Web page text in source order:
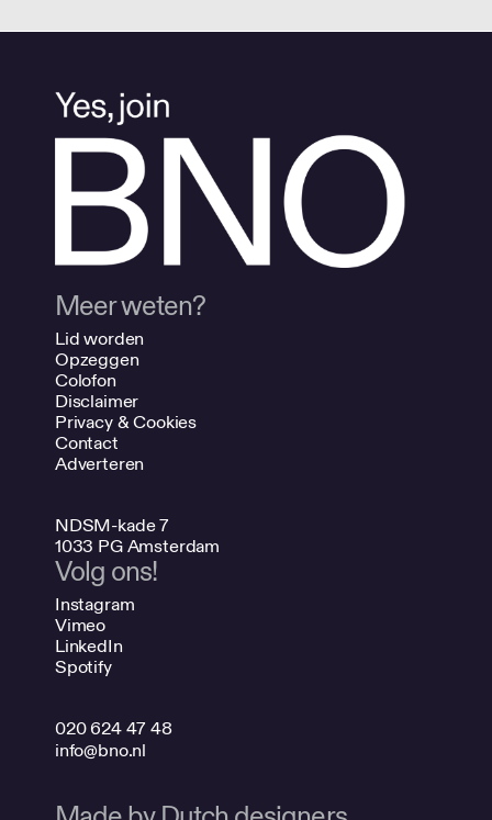
Meer weten?
Lid worden
Opzeggen
Colofon
Disclaimer
Privacy & Cookies
Contact
Adverteren
NDSM-kade 7
1033 PG Amsterdam
Volg ons!
Instagram
Vimeo
LinkedIn
Spotify
020 624 47 48
info@bno.nl